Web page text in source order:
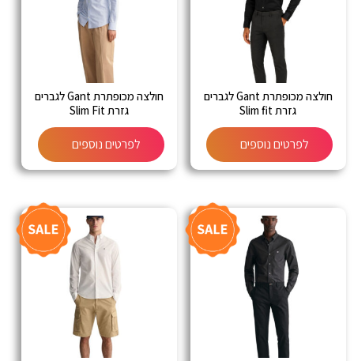
חולצה מכופתרת Gant לגברים
גזרת Slim fit
לפרטים נוספים
חולצה מכופתרת Gant לגברים
גזרת Slim Fit
לפרטים נוספים